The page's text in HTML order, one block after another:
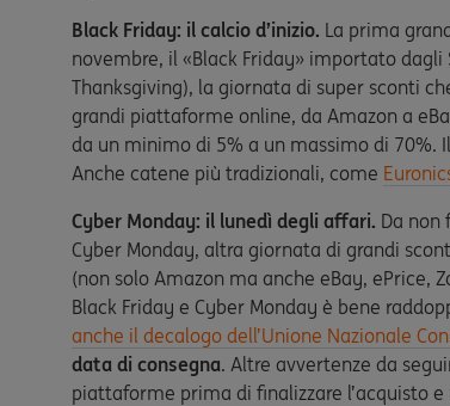
Black Friday: il calcio d’inizio. La prima
novembre, il «Black Friday» importato
Thanksgiving), la giornata di super sconti
grandi piattaforme online, da Amazon a
da un minimo di 5% a un massimo di 70%. Il
Anche catene più tradizionali, come
Cyber Monday: il lunedì degli affari. Da non
Cyber Monday, altra giornata di grandi
(non solo Amazon ma anche eBay, ePrice,
Black Friday e Cyber Monday è bene
anche il decalogo dell’Unione Nazionale
data di consegna. Altre avvertenze da
piattaforme prima di finalizzare l’acquisto